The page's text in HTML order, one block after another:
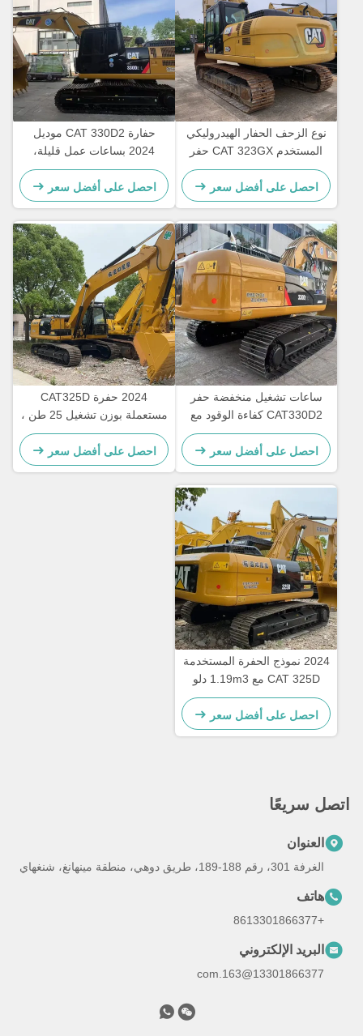
نوع الزحف الحفار الهيدروليكي
المستخدم CAT 323GX حفر
اليد الثانية 21800kg
احصل على أفضل سعر
حفارة CAT 330D2 موديل
2024 بساعات عمل قليلة،
مزودة بمحرك CAT7.1ACERT
وسرعة مقدرة تبلغ 5.3 كم/
ساعة
احصل على أفضل سعر
ساعات تشغيل منخفضة حفر
CAT330D2 كفاءة الوقود مع
تحتية دائمة والقدرة على 30
طن
احصل على أفضل سعر
2024 حفرة CAT325D
مستعملة بوزن تشغيل 25 طن ،
سرعة 5.3 كم / ساعة ، وضمان
12 شهرًا
احصل على أفضل سعر
2024 نموذج الحفرة المستخدمة
CAT 325D مع 1.19m3 دلو
وعمق حفر 6700mm للعمل
الثقيل
احصل على أفضل سعر
اتصل سريعًا
العنوان
الغرفة 301، رقم 188-189، طريق دوهي، منطقة مينهانغ، شنغهاي
هاتف
+8613301866377
البريد الإلكتروني
13301866377@163.com